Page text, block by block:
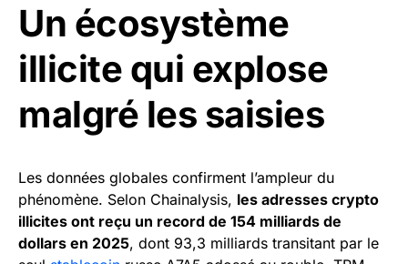
Un écosystème
illicite qui explose
malgré les saisies
Les données globales confirment l’ampleur du
phénomène. Selon Chainalysis, les adresses crypto
illicites ont reçu un record de 154 milliards de
dollars en 2025, dont 93,3 milliards transitant par le